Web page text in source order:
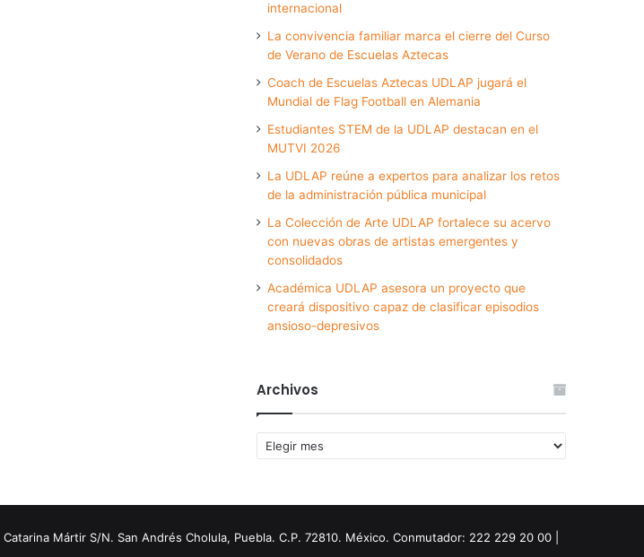
internacional
La convivencia familiar marca el cierre del Curso
de Verano de Escuelas Aztecas
Coach de Escuelas Aztecas UDLAP jugará el
Mundial de Flag Football en Alemania
Estudiantes STEM de la UDLAP destacan en el
MUTVI 2026
La UDLAP reúne a expertos para analizar los retos
de la administración pública municipal
La Colección de Arte UDLAP fortalece su acervo
con nuevas obras de artistas emergentes y
consolidados
Académica UDLAP asesora un proyecto que
creará dispositivo capaz de clasificar episodios
ansioso-depresivos
Archivos
Archivos
Mártir S/N. San Andrés Cholula, Puebla. C.P. 72810. México. Conmutador: 222 229 20 00 |